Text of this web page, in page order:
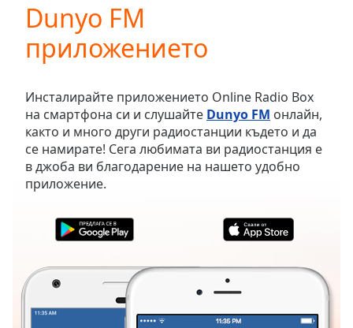
Video
Skip
Forward
Mute
Current
Time0:00
Duration-:-
Seek to
live,
behind
Dunyo FM
приложението
Инсталирайте приложението Online Radio Box
на смартфона си и слушайте Dunyo FM онлайн,
както и много други радиостанции където и да
се намирате! Сега любимата ви радиостанция е
в джоба ви благодарение на нашето удобно
приложение.